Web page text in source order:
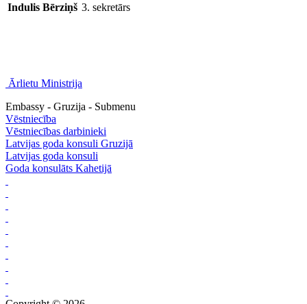
Indulis Bērziņš 3. sekretārs
Ārlietu Ministrija
Embassy - Gruzija - Submenu
Vēstniecība
Vēstniecības darbinieki
Latvijas goda konsuli Gruzijā
Latvijas goda konsuli
Goda konsulāts Kahetijā